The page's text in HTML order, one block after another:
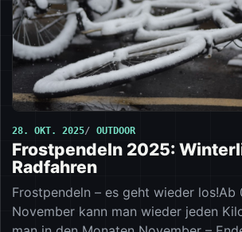
28. OKT. 2025 OUTDOOR
Frostpendeln 2025:
Radfahren
Frostpendeln – es geht wieder los!Ab
November kann man wieder jeden